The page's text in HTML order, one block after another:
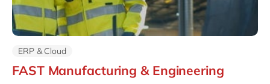
ERP & Cloud
FAST Manufacturing & Engineering